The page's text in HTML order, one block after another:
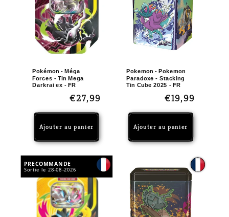
Pokémon - Méga
Forces - Tin Mega
Darkrai ex - FR
Prix
habituel
€27,99
Ajouter au panier
Pokemon - Pokemon
Paradoxe - Stacking
Tin Cube 2025 - FR
Prix
habituel
€19,99
Ajouter au panier
PRECOMMANDE
Sortie le 28-08-2026